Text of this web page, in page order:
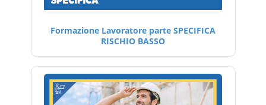
Formazione Lavoratore parte SPECIFICA
RISCHIO BASSO